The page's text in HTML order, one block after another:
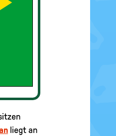
liegt an